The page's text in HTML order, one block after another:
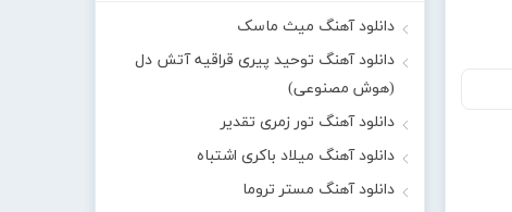
دانلود آهنگ میث ماسک
دانلود آهنگ توحید پیری قراقیه آتش دل
(هوش مصنوعی)
دانلود آهنگ تور زمری تقدیر
دانلود آهنگ میلاد باکری اشتباه
دانلود آهنگ مستر تروما